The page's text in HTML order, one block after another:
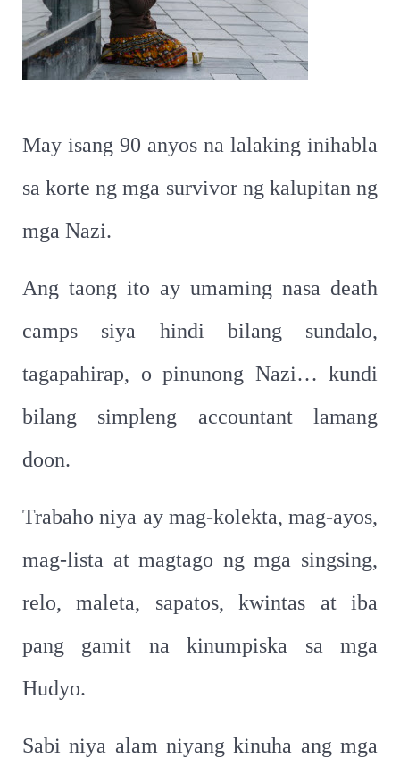
May isang 90 anyos na lalaking inihabla
sa korte ng mga survivor ng kalupitan ng
mga Nazi.
Ang taong ito ay umaming nasa death
camps siya hindi bilang sundalo,
tagapahirap, o pinunong Nazi… kundi
bilang simpleng accountant lamang
doon.
Trabaho niya ay mag-kolekta, mag-ayos,
mag-lista at magtago ng mga singsing,
relo, maleta, sapatos, kwintas at iba
pang gamit na kinumpiska sa mga
Hudyo.
Sabi niya alam niyang kinuha ang mga